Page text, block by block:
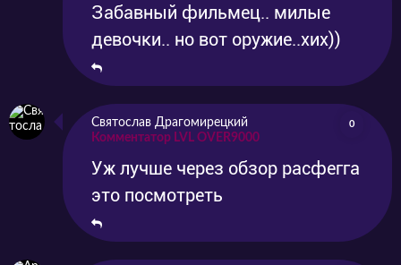
Забавный фильмец.. милые
девочки.. но вот оружие..хих))
Святослав Драгомирецкий
Комментатор LVL OVER9000
0
Уж лучше через обзор расфегга
это посмотреть